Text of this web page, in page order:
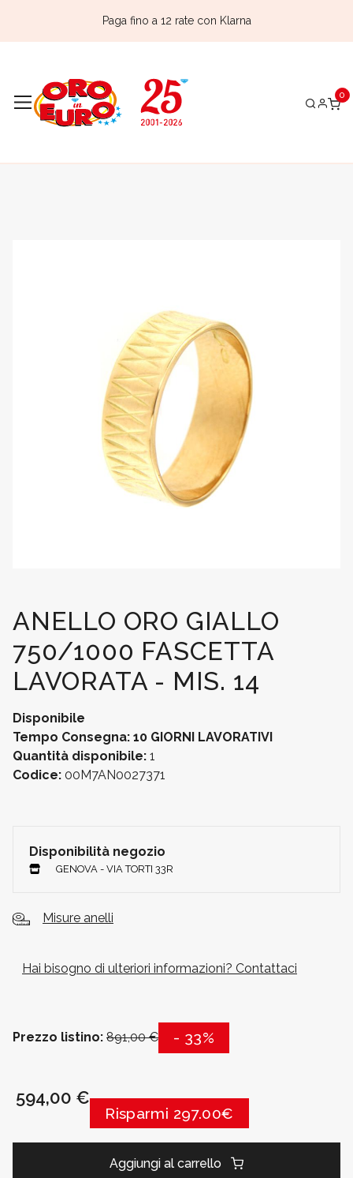
Paga fino a 12 rate con Klarna
ANELLO ORO GIALLO
750/1000 FASCETTA
LAVORATA - MIS. 14
Disponibile
Tempo Consegna: 10 GIORNI LAVORATIVI
Quantità disponibile: 1
Codice: 00M7AN0027371
Disponibilità negozio
GENOVA - VIA TORTI 33R
Misure anelli
Hai bisogno di ulteriori informazioni? Contattaci
Prezzo listino: 891,00 € - 33%
594,00 €
Risparmi 297.00€
Aggiungi al carrello